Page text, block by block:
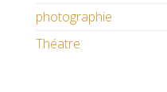
photographie
Théatre